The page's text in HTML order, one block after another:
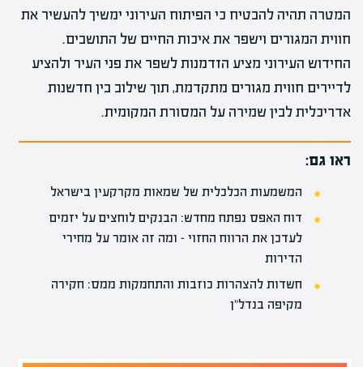
המטרה תהיה להבטיח כי הפיתוח העירוני ימשיך להעשיר את
חווית המגורים וישפר את איכות החיים של התושבים.
החידוש העירוני מציע הזדמנות לשפר את פני העיר ולהציע
לדיירים חווית מגורים מתקדמת, תוך שילוב בין חדשנות
אדריכלית לבין שמירה על המסורת המקומית.
ראו גם:
המשמעות הכלכלית של שמאות מקרקעין בישראל
דוח האפס נפתח מחדש: הבנקים לוחצים על יזמים
לעדכן את הרווח החזוי – ומה זה אומר על מחירי
הדירות
חשדות להצהרות כוזבות והתחמקות ממס: חקירה
מקיפה בנדל"ן